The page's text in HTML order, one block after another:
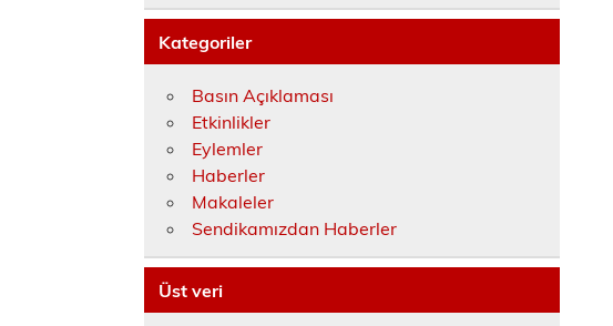
Kategoriler
Basın Açıklaması
Etkinlikler
Eylemler
Haberler
Makaleler
Sendikamızdan Haberler
Üst veri